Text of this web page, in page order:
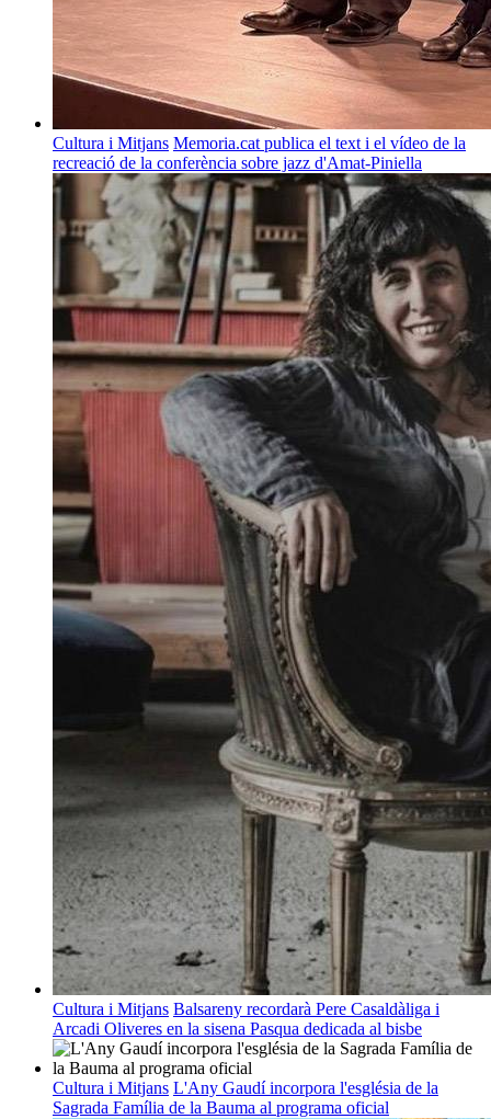
Cultura i Mitjans Memoria.cat publica el text i el vídeo de la
recreació de la conferència sobre jazz d'Amat-Piniella
Cultura i Mitjans Balsareny recordarà Pere Casaldàliga i
Arcadi Oliveres en la sisena Pasqua dedicada al bisbe
Cultura i Mitjans L'Any Gaudí incorpora l'església de la
Sagrada Família de la Bauma al programa oficial